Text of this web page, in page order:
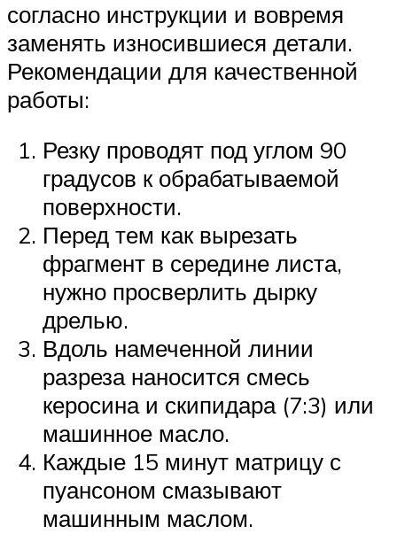
согласно инструкции и вовремя
заменять износившиеся детали.
Рекомендации для качественной
работы:
Резку проводят под углом 90
градусов к обрабатываемой
поверхности.
Перед тем как вырезать
фрагмент в середине листа,
нужно просверлить дырку
дрелью.
Вдоль намеченной линии
разреза наносится смесь
керосина и скипидара (7:3) или
машинное масло.
Каждые 15 минут матрицу с
пуансоном смазывают
машинным маслом.